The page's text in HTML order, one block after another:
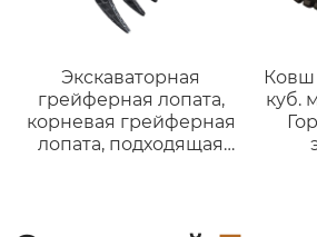
Экскаваторная
грейферная лопата,
корневая грейферная
лопата, подходящая
Ковш
куб.